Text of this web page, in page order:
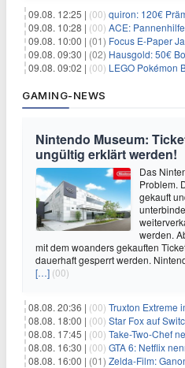
09.08. 12:25 | (00) quiron: 120€ Prämie
09.08. 10:28 | (00) ACE: Pannenhilfe –
09.08. 10:00 | (01) Focus E-Paper Jahresabo:
09.08. 09:30 | (02) Hausgold: 50€
09.08. 09:02 | (00) LEGO Pokémon
GAMING-NEWS
Nintendo Museum:
ungültig erklärt werden!
Das
Problem.
gekauft
werden.
mit dem woanders gekauften
dauerhaft gesperrt werden.
[…] (00)
08.08. 20:36 | (00) Truxton Extreme im Test:
08.08. 18:00 | (00) Star Fox auf
08.08. 17:45 | (00) Take-Two-Chef nennt
08.08. 16:30 | (00) GTA 6: Netflix nennt
08.08. 16:00 | (01) Zelda-Film: Ganondorf,